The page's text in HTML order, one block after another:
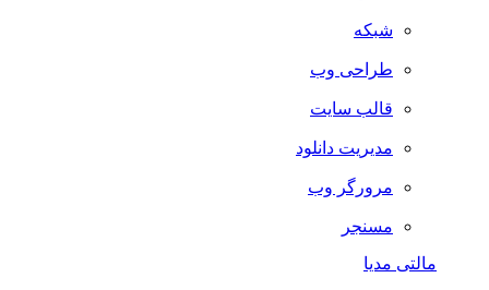
شبکه
طراحی وب
قالب سایت
مدیریت دانلود
مرورگر وب
مسنجر
مالتی مدیا